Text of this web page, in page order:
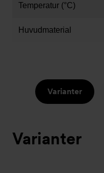
Temperatur (°C)
Huvudmaterial
Varianter
Varianter